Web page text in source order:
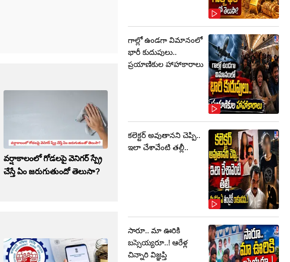
వర్షాకాలంలో గోడలపై వెనిగర్ స్ప్రే
చేస్తే ఏం జరుగుతుందో తెలుసా?
గాల్లో ఉండగా విమానంలో
భారీ కుదుపులు..
ప్రయాణికుల హాహాకారాలు
కలెక్టర్‌ అవుతానని చెప్పి..
ఇలా చేశావేంటి తల్లీ..
సారూ.. మా ఊరికి
బస్సెయ్యరూ..! ఆరేళ్ల
చిన్నారి విజ్ఞప్తి